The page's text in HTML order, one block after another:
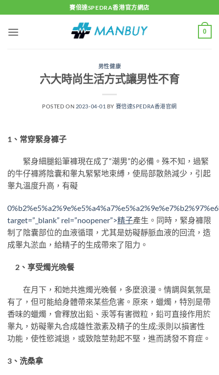
to
content
賽倍達SPEDRA香港官方網店
0
男性健康
六大時尚生活方式讓男性不育
POSTED ON 2023-04-01 BY 賽倍達SPEDRA香港官網
1、常穿緊身褲子
緊身細腿鉛筆褲現在成了“潮男”的必備。殊不知，過緊
的牛仔褲將陰囊和睾丸緊緊地束縛，使局部散熱減少，引起
睾丸溫度升高，有礙
target=”_blank” rel=”noopener”>精子產生。同時，緊身褲限
制了陰囊部位的血液循環，尤其是妨礙靜脈血液的回流，造
成睾丸淤血，給精子的生成帶來了阻力。
2、享受燭光晚餐
在月下，和她共進燭光晚餐，多麼浪漫。情調與氣氛是
有了，但可能給身體帶來某些危害。原來，蠟燭，特別是帶
香味的蠟燭，會釋放出鉛、汞等有害微粒，鉛可直接作用於
睾丸，妨礙睾丸合成雄性激素及精子的生成;汞則以損害性
功能，使性慾減退，或致陰莖勃起不堅，進而誘發不育症。
3、洗桑拿